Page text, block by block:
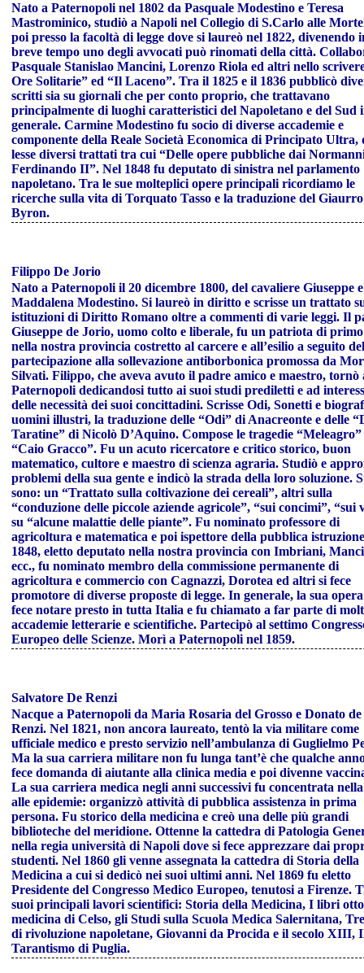
Nato a Paternopoli nel 1802 da Pasquale Modestino e Teresa
Mastrominico, studiò a Napoli nel Collegio di S.Carlo alle
poi presso la facoltà di legge dove si laureò nel 1822, divenendo
breve tempo uno degli avvocati può rinomati della città.
Pasquale Stanislao Mancini, Lorenzo Riola ed altri nello
Ore Solitarie” ed “Il Laceno”. Tra il 1825 e il 1836 pubblicò
scritti sia su giornali che per conto proprio, che trattavano
principalmente di luoghi caratteristici del Napoletano e del Sud
generale. Carmine Modestino fu socio di diverse accademie e
componente della Reale Società Economica di Principato Ultra,
lesse diversi trattati tra cui “Delle opere pubbliche dai
Ferdinando II”. Nel 1848 fu deputato di sinistra nel parlamento
napoletano. Tra le sue molteplici opere principali ricordiamo le
ricerche sulla vita di Torquato Tasso e la traduzione del
Byron.
Filippo De Jorio
Nato a Paternopoli il 20 dicembre 1800, del cavaliere Giuseppe
Maddalena Modestino. Si laureò in diritto e scrisse un trattato
istituzioni di Diritto Romano oltre a commenti di varie leggi. Il
Giuseppe de Jorio, uomo colto e liberale, fu un patriota di
nella nostra provincia costretto al carcere e all’esilio a seguito
partecipazione alla sollevazione antiborbonica promossa da
Silvati. Filippo, che aveva avuto il padre amico e maestro, tornò
Paternopoli dedicandosi tutto ai suoi studi prediletti e ad
delle necessità dei suoi concittadini. Scrisse Odi, Sonetti e
uomini illustri, la traduzione delle “Odi” di Anacreonte e delle
Taratine” di Nicolò D’Aquino. Compose le tragedie “Meleagro”
“Caio Gracco”. Fu un acuto ricercatore e critico storico, buon
matematico, cultore e maestro di scienza agraria. Studiò e
problemi della sua gente e indicò la strada della loro soluzione.
sono: un “Trattato sulla coltivazione dei cereali”, altri sulla
“conduzione delle piccole aziende agricole”, “sui concimi”, “sui
su “alcune malattie delle piante”. Fu nominato professore di
agricoltura e matematica e poi ispettore della pubblica
1848, eletto deputato nella nostra provincia con Imbriani,
ecc., fu nominato membro della commissione permanente di
agricoltura e commercio con Cagnazzi, Dorotea ed altri si fece
promotore di diverse proposte di legge. In generale, la sua
fece notare presto in tutta Italia e fu chiamato a far parte di
accademie letterarie e scientifiche. Partecipò al settimo
Europeo delle Scienze. Morì a Paternopoli nel 1859.
Salvatore De Renzi
Nacque a Paternopoli da Maria Rosaria del Grosso e Donato de
Renzi. Nel 1821, non ancora laureato, tentò la via militare come
ufficiale medico e presto servizio nell’ambulanza di Guglielmo
Ma la sua carriera militare non fu lunga tant’è che qualche
fece domanda di aiutante alla clinica media e poi divenne
La sua carriera medica negli anni successivi fu concentrata
alle epidemie: organizzò attività di pubblica assistenza in prima
persona. Fu storico della medicina e creò una delle più grandi
biblioteche del meridione. Ottenne la cattedra di Patologia
nella regia università di Napoli dove si fece apprezzare dai
studenti. Nel 1860 gli venne assegnata la cattedra di Storia della
Medicina a cui si dedicò nei suoi ultimi anni. Nel 1869 fu eletto
Presidente del Congresso Medico Europeo, tenutosi a Firenze.
suoi principali lavori scientifici: Storia della Medicina, I libri
medicina di Celso, gli Studi sulla Scuola Medica Salernitana,
di rivoluzione napoletane, Giovanni da Procida e il secolo XIII,
Tarantismo di Puglia.